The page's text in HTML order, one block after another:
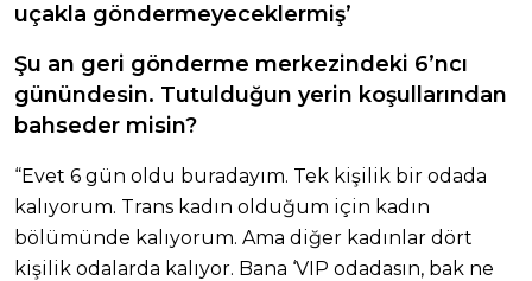
uçakla göndermeyeceklermiş’
Şu an geri gönderme merkezindeki 6’ncı
günündesin. Tutulduğun yerin koşullarından
bahseder misin?
“Evet 6 gün oldu buradayım. Tek kişilik bir odada
kalıyorum. Trans kadın olduğum için kadın
bölümünde kalıyorum. Ama diğer kadınlar dört
kişilik odalarda kalıyor. Bana ‘VIP odadasın, bak ne